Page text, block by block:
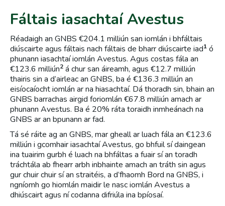
Fáltais iasachtaí Avestus
Réadaigh an GNBS €204.1 milliún san iomlán i bhfáltais
diúscairte agus fáltais nach fáltais de bharr diúscairte iad1 ó
phunann iasachtaí iomlán Avestus. Agus costas fála an
€123.6 milliún2 á chur san áireamh, agus €12.7 milliún
thairis sin a d’airleac an GNBS, ba é €136.3 milliún an
eisíocaíocht iomlán ar na hiasachtaí. Dá thoradh sin, bhain an
GNBS barrachas airgid foriomlán €67.8 milliún amach ar
phunann Avestus. Ba é 20% ráta toraidh inmheánach na
GNBS ar an bpunann ar fad.
Tá sé ráite ag an GNBS, mar gheall ar luach fála an €123.6
milliún i gcomhair iasachtaí Avestus, go bhfuil sí daingean
ina tuairim gurbh é luach na bhfáltas a fuair sí an toradh
tráchtála ab fhearr arbh inbhainte amach an tráth sin agus
gur chuir chuir sí an straitéis, a d’fhaomh Bord na GNBS, i
ngníomh go hiomlán maidir le nasc iomlán Avestus a
dhiúscairt agus ní codanna difriúla ina bpíosaí.